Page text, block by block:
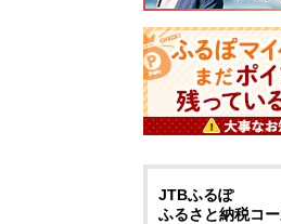
JTBふるぽ
ふるさと納税コ